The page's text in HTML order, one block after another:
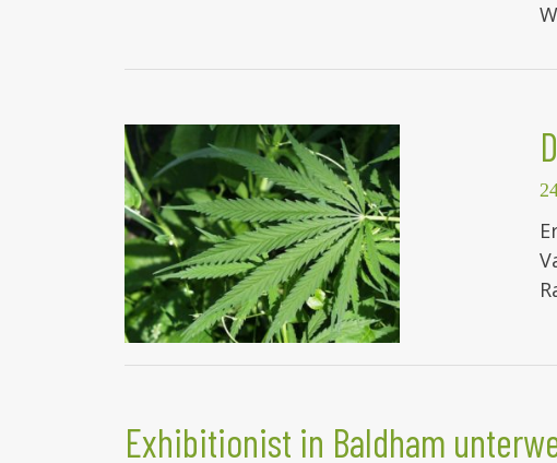
Exhibitionist in Baldham